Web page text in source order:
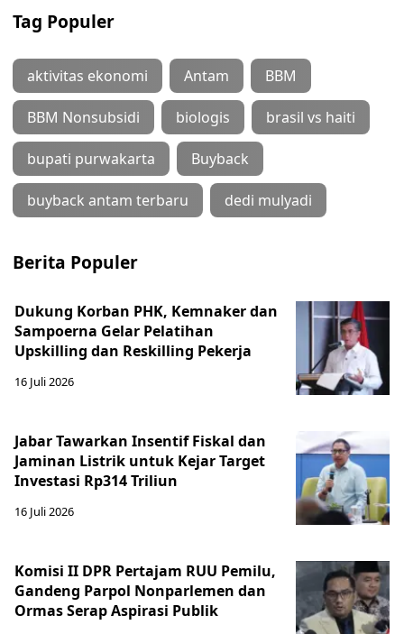
Tag Populer
aktivitas ekonomi Antam BBM
BBM Nonsubsidi biologis brasil vs haiti
bupati purwakarta Buyback
buyback antam terbaru dedi mulyadi
Berita Populer
Dukung Korban PHK, Kemnaker dan
Sampoerna Gelar Pelatihan
Upskilling dan Reskilling Pekerja
16 Juli 2026
Jabar Tawarkan Insentif Fiskal dan
Jaminan Listrik untuk Kejar Target
Investasi Rp314 Triliun
16 Juli 2026
Komisi II DPR Pertajam RUU Pemilu,
Gandeng Parpol Nonparlemen dan
Ormas Serap Aspirasi Publik